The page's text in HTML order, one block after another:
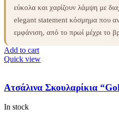
εύκολα και χαρίζουν λάμψη με
elegant statement κόσμημα που
εμφάνιση, από το πρωί μέχρι το
Add to cart
Quick view
Ατσάλινα Σκουλαρίκια
In stock